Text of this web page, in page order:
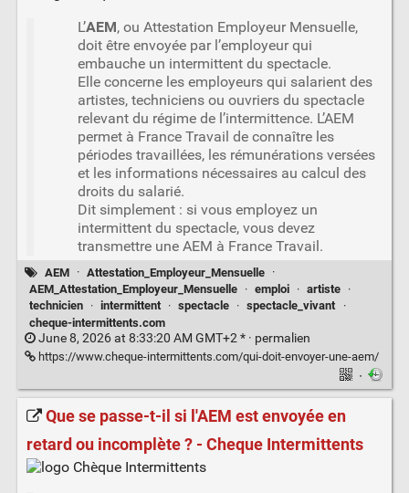
L’AEM, ou Attestation Employeur Mensuelle,
doit être envoyée par l’employeur qui
embauche un intermittent du spectacle.
Elle concerne les employeurs qui salarient des
artistes, techniciens ou ouvriers du spectacle
relevant du régime de l’intermittence. L’AEM
permet à France Travail de connaître les
périodes travaillées, les rémunérations versées
et les informations nécessaires au calcul des
droits du salarié.
Dit simplement : si vous employez un
intermittent du spectacle, vous devez
transmettre une AEM à France Travail.
AEM · Attestation_Employeur_Mensuelle
·
AEM_Attestation_Employeur_Mensuelle
· emploi · artiste ·
technicien
· intermittent · spectacle · spectacle_vivant
·
cheque-intermittents.com
June 8, 2026 at 8:33:20 AM GMT+2 * · permalien
https://www.cheque-intermittents.com/qui-doit-envoyer-une-aem/
·
Que se passe-t-il si l'AEM est envoyée en
retard ou incomplète ? - Cheque Intermittents